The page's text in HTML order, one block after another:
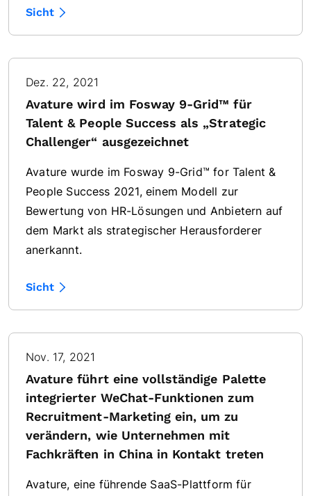
Sicht
Dez. 22, 2021
Avature wird im Fosway 9-Grid™ für
Talent & People Success als „Strategic
Challenger“ ausgezeichnet
Avature wurde im Fosway 9-Grid™ for Talent &
People Success 2021, einem Modell zur
Bewertung von HR-Lösungen und Anbietern auf
dem Markt als strategischer Herausforderer
anerkannt.
Sicht
Nov. 17, 2021
Avature führt eine vollständige Palette
integrierter WeChat-Funktionen zum
Recruitment-Marketing ein, um zu
verändern, wie Unternehmen mit
Fachkräften in China in Kontakt treten
Avature, eine führende SaaS-Plattform für